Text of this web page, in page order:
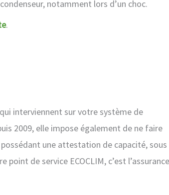
notamment lors d’un choc.
.
interviennent sur votre système de
2009, elle impose également de ne faire
une attestation de capacité, sous
de service ECOCLIM, c’est l’assurance